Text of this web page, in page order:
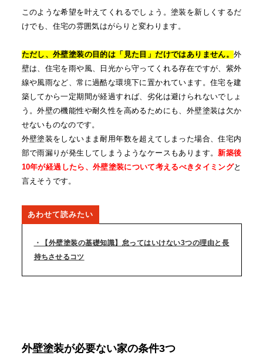
このような希望を叶えてくれるでしょう。塗装を新しくするだ
けでも、住宅の雰囲気はがらりと変わります。
ただし、外壁塗装の目的は「見た目」だけではありません。外
壁は、住宅を雨や風、日光から守ってくれる存在ですが、紫外
線や風雨など、常に過酷な環境下に置かれています。住宅を建
築してから一定期間が経過すれば、劣化は避けられないでしょ
う。外壁の機能性や耐久性を高めるためにも、外壁塗装は欠か
せないものなのです。
外壁塗装をしないまま耐用年数を超えてしまった場合、住宅内
部で雨漏りが発生してしまうようなケースもあります。新築後
10年が経過したら、外壁塗装について考えるべきタイミングと
言えそうです。
【外壁塗装の基礎知識】怠ってはいけない3つの理由と長
持ちさせるコツ
外壁塗装が必要ない家の条件3つ